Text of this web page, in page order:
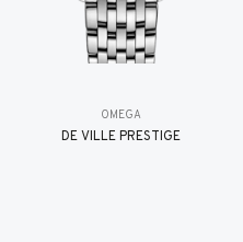
OMEGA
DE VILLE PRESTIGE